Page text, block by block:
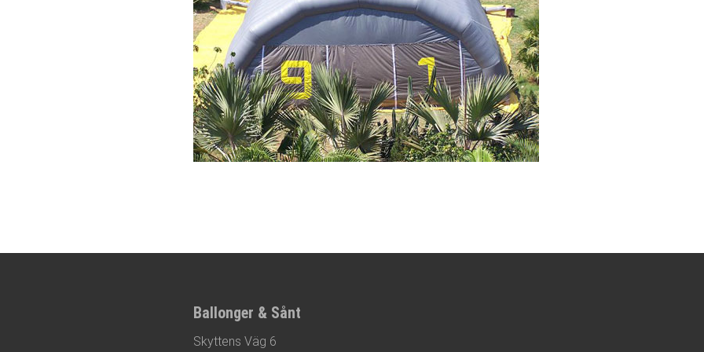
Ballonger & Sånt
Skyttens Väg 6